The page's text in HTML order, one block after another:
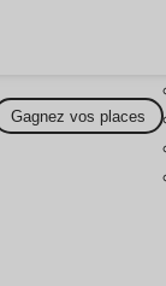
Gagnez vos places